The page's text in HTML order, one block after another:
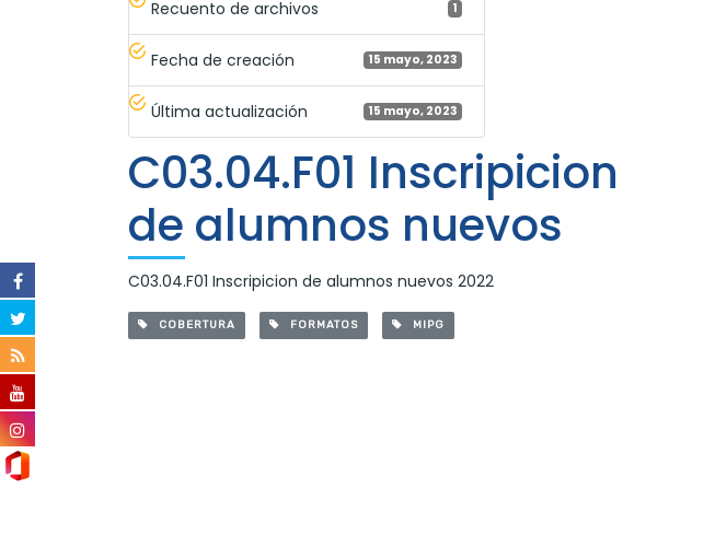
Recuento de archivos 1
Fecha de creación 15 mayo, 2023
Última actualización 15 mayo, 2023
C03.04.F01 Inscripicion
de alumnos nuevos
C03.04.F01 Inscripicion de alumnos nuevos 2022
COBERTURA FORMATOS MIPG